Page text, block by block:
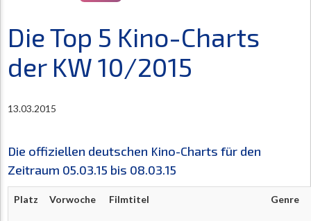
Die Top 5 Kino-Charts
der KW 10/2015
13.03.2015
Die offiziellen deutschen Kino-Charts für den
Zeitraum 05.03.15 bis 08.03.15
Platz Vorwoche Filmtitel Genre